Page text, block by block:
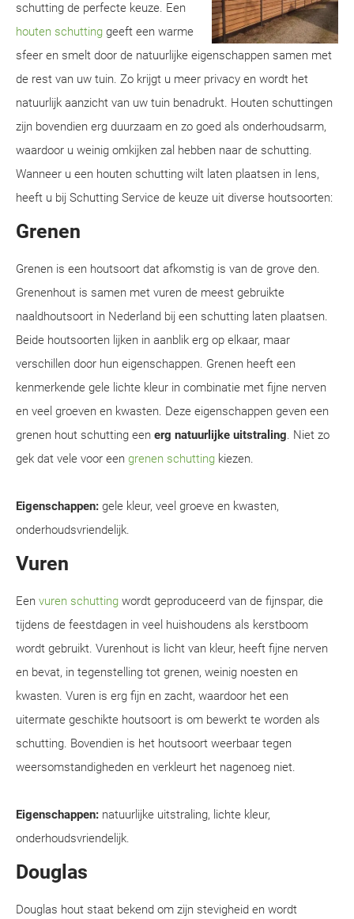
schutting de perfecte keuze. Een
houten schutting geeft een warme
sfeer en smelt door de natuurlijke eigenschappen samen met
de rest van uw tuin. Zo krijgt u meer privacy en wordt het
natuurlijk aanzicht van uw tuin benadrukt. Houten schuttingen
zijn bovendien erg duurzaam en zo goed als onderhoudsarm,
waardoor u weinig omkijken zal hebben naar de schutting.
Wanneer u een houten schutting wilt laten plaatsen in Iens,
heeft u bij Schutting Service de keuze uit diverse houtsoorten:
Grenen
Grenen is een houtsoort dat afkomstig is van de grove den.
Grenenhout is samen met vuren de meest gebruikte
naaldhoutsoort in Nederland bij een schutting laten plaatsen.
Beide houtsoorten lijken in aanblik erg op elkaar, maar
verschillen door hun eigenschappen. Grenen heeft een
kenmerkende gele lichte kleur in combinatie met fijne nerven
en veel groeven en kwasten. Deze eigenschappen geven een
grenen hout schutting een erg natuurlijke uitstraling. Niet zo
gek dat vele voor een grenen schutting kiezen.
Eigenschappen: gele kleur, veel groeve en kwasten,
onderhoudsvriendelijk.
Vuren
Een vuren schutting wordt geproduceerd van de fijnspar, die
tijdens de feestdagen in veel huishoudens als kerstboom
wordt gebruikt. Vurenhout is licht van kleur, heeft fijne nerven
en bevat, in tegenstelling tot grenen, weinig noesten en
kwasten. Vuren is erg fijn en zacht, waardoor het een
uitermate geschikte houtsoort is om bewerkt te worden als
schutting. Bovendien is het houtsoort weerbaar tegen
weersomstandigheden en verkleurt het nagenoeg niet.
Eigenschappen: natuurlijke uitstraling, lichte kleur,
onderhoudsvriendelijk.
Douglas
Douglas hout staat bekend om zijn stevigheid en wordt